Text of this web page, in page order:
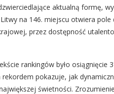
aktualną formę,
na 146. miejscu otwiera pole
przez dostępność
rankingów było osiągnięcie
pokazuje, jak
świetności.